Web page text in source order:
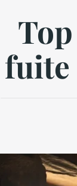
fuite